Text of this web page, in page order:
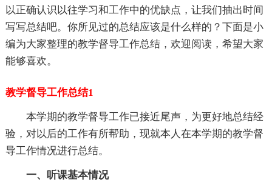
以正确认识以往学习和工作中的优缺点，让我们抽出时间
写写总结吧。你所见过的总结应该是什么样的？下面是小
编为大家整理的教学督导工作总结，欢迎阅读，希望大家
能够喜欢。
教学督导工作总结1
本学期的教学督导工作已接近尾声，为更好地总结经
验，对以后的工作有所帮助，现就本人在本学期的教学督
导工作情况进行总结。
一、听课基本情况